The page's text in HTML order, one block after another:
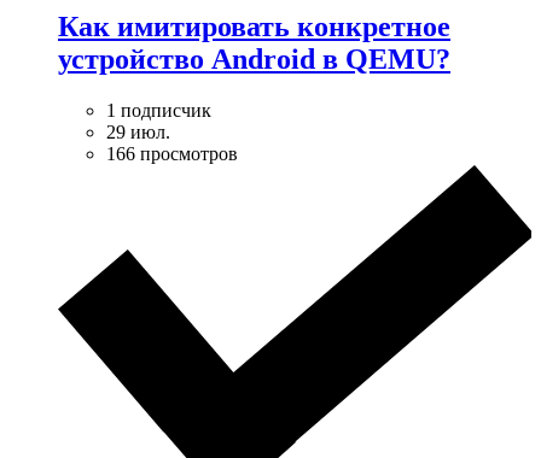
Как имитировать конкретное
устройство Android в QEMU?
1 подписчик
29 июл.
166 просмотров